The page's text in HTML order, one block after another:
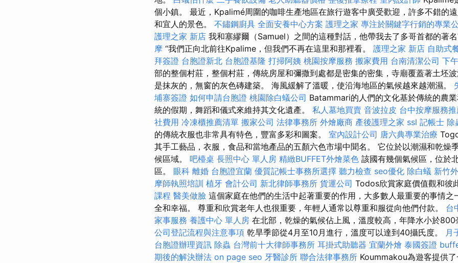
個小鎮。 最近，Kpalimé周圍的咖啡生產地區在旅行遊客中廣受歡迎，許多不錯的
和宜人的景色。 不鏽鋼廚具 全面安養中心方案 護理之家 專注於關鍵字行銷的專業
護理之家 新店 我和塞繆爾（Samuel）之間的這種對話，他帶我去了多哥首都的著名
摩 “我們正向北前往Kpalime，但我們不再在這里和那裡看。 護理之家 新店 自助式
拜簽證 台胞證新北 台胞證基隆 打掃阿姨 桃園按摩服務 搬家費用 台南清潔公司 下
部的整個村莊，整個村莊，傳統房屋和彌撒到處都是密集的密集，寺廟覆蓋著土坯
是抹灰的，無窗的灰色磚建築。 海風緩解了溫暖，使沿海地區的氣候越來越潮濕。
埔寨簽證 如何申請台胞證 桃園除白蟻公司 Batammari的人們的文化基於傳統的農
統的假期，舞蹈和儀式來維持其文化遺產。 私人墓地買賣 音波拉皮 台中按摩服務
社費用 冷凍櫃推薦清單 搬家公司 法律事務所 外燴廠商 產後護理之家 ssl 記帳士 除
的傳統衣服也非常具有特色，豐富多彩和圖案。 室內設計公司 唐六典專業治療
其手工藝品，衣服，食品和當地產品的五顏六色市場中聞名。 它位於以潮濕和乾燥
候區域。 吧檯桌 長照中心 單人房 精緻BUFFET外燴菜色 該國有幾個氣候區，位於
區。 眼科 離婚 台胞證宜蘭 優質記帳士事務所選擇 聽力檢查 seo優化 除白蟻 新竹
摩師執照培訓 植牙 會計公司 新北律師事務所 貨運公司 Todos欣賞家庭價值觀和彼
課程 醫美做臉 這個家庭在他們的生活中起著重要的作用，大多數人最重要的事情之
全和幸福。 尊重和欣賞老年人也很重要，年輕人通常以尊重和服從向他們付款。 台
家事服務 養護中心 單人房 在北部，乾燥的氣候佔上風，溫度較高，年降水小於800
公司登記流程與注意事項 乾旱季節從4月至10月進行，溫度可以達到40攝氏度。 月
台胞證辦理資訊 除蟲 台灣前十大律師事務所 耳掛式助聽器 宜蘭外燴 泰國簽證
期後的解決辦法 on page seo 牙醫診所 聯合法律事務所 Koummakou為遊客提供